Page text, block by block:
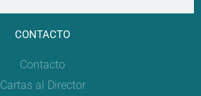
CONTACTO
Contacto
Cartas al Director